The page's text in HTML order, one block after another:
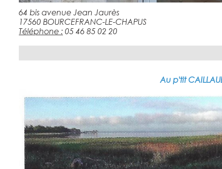
64 bis avenue Jean Jaurès
17560 BOURCEFRANC-LE-CHAPUS
Téléphone : 05 46 85 02 20
Au p'tit